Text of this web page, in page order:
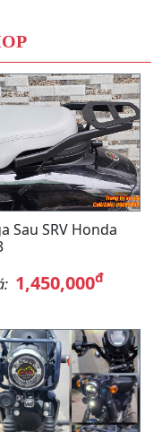
Sau SRV Honda
1,450,000đ